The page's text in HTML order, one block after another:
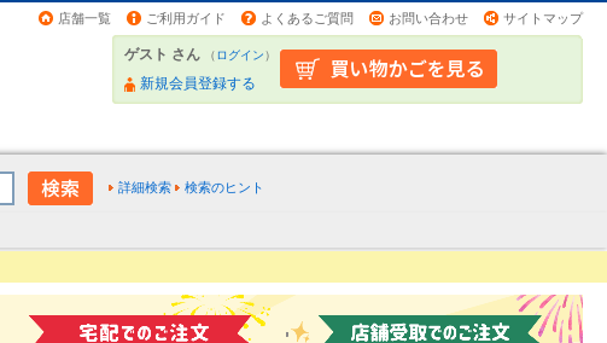
店舗一覧 ご利用ガイド よくあるご質問 お問い合わせ サイトマップ
ゲスト さん （ログイン）
新規会員登録する
詳細検索 検索のヒント